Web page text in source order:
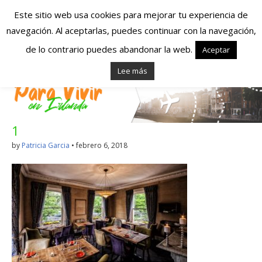
Españoles en
Irlanda – Vivir en
Irlanda – Trabajo
en Irlanda –
Alojamiento en
Irlanda
Blog dedicado a los que viven, estudian y trabajan en
Irlanda!
1
by Patricia Garcia •febrero 6, 2018
Este sitio web usa cookies para mejorar tu experiencia de
navegación. Al aceptarlas, puedes continuar con la navegación,
de lo contrario puedes abandonar la web.
Aceptar
Lee más